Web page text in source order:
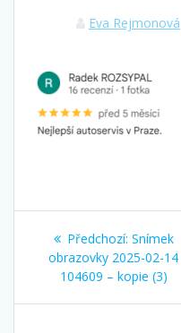
Eva Rejmonová
Navigace
pro
příspěvek
Předchozí: Předchozí
příspěvek:
Snímek
obrazovky 2025-02-14
104609 – kopie (3)